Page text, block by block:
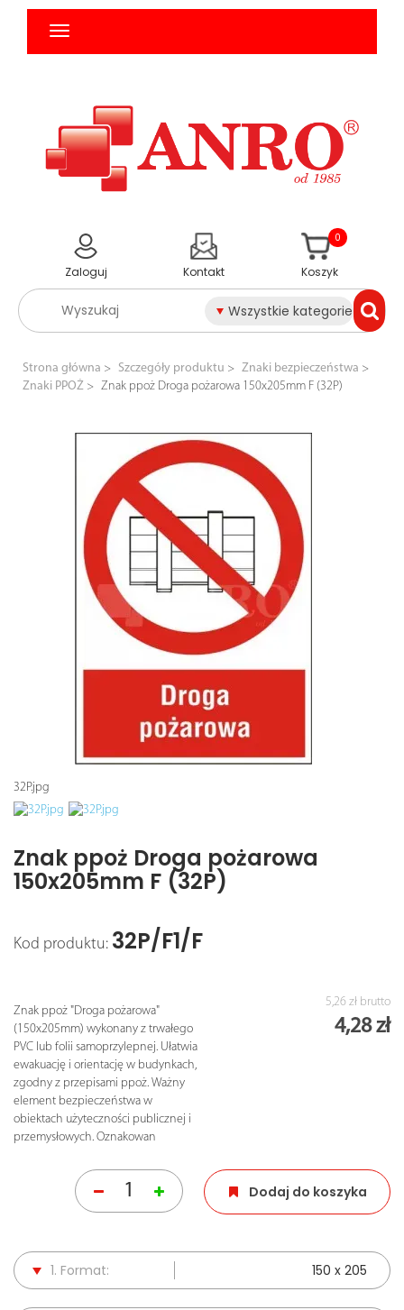
Wszystkie kategorie
Zaloguj Kontakt Koszyk
0
Strona główna Szczegóły produktu
Znaki bezpieczeństwa
Znaki PPOŻ
Znak ppoż Droga pożarowa 150x205mm F (32P)
32P.jpg
Znak ppoż Droga pożarowa
150x205mm F (32P)
Kod produktu: 32P/F1/F
Znak ppoż "Droga pożarowa"
(150x205mm) wykonany z trwałego
PVC lub folii samoprzylepnej. Ułatwia
ewakuację i orientację w budynkach,
zgodny z przepisami ppoż. Ważny
element bezpieczeństwa w
obiektach użyteczności publicznej i
przemysłowych. Oznakowan
5,26 zł brutto
4,28 zł
Dodaj do koszyka
1. Format: 150 x 205